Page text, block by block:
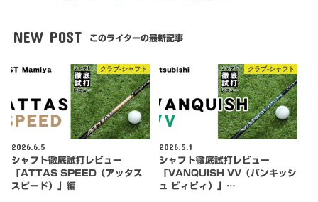
NEW POST このライターの最新記事
クラブ-シャフト
2026.6.5
シャフト徹底試打レビュー
「ATTAS SPEED（アッタス
スピード）」編
クラブ-シャフト
2026.5.1
シャフト徹底試打レビュー
「VANQUISH VV（バンキッシ
ュ ビィビィ）」…